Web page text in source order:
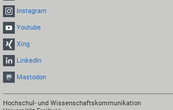
Instagram
Youtube
Xing
LinkedIn
Mastodon
Hochschul- und Wissenschaftskommunikation